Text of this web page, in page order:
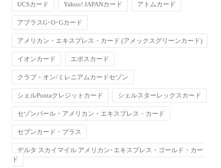
UCSカード Yahoo! JAPANカード アトムカード
アプラスG･O･Gカード
アメリカン・エキスプレス・カード (アメックスグリーンカード)
イオンカード エポスカード
クラブ・オン/ミレニアムカードセゾン
シェルPontaクレジットカード シェルスターレックスカード
セゾンパール・アメリカン・エキスプレス・カード
セブンカード・プラス
デルタ スカイマイル アメリカン･エキスプレス・ゴールド・カー
ド